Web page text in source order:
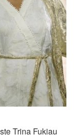
Trina Fukiau